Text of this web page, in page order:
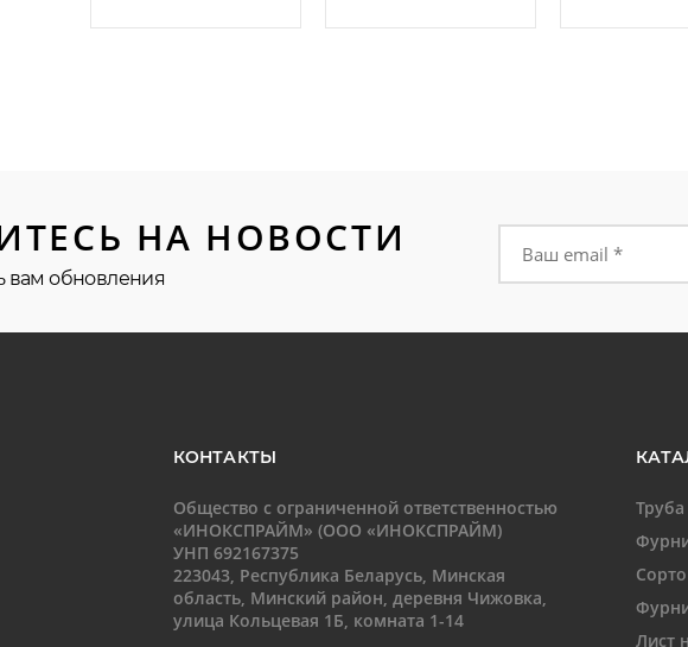
НА НОВОСТИ
вам обновления Форма подписки
КОНТАКТЫ
Общество с ограниченной ответственностью
«ИНОКСПРАЙМ» (ООО «ИНОКСПРАЙМ)
УНП 692167375
223043, Республика Беларусь, Минская
область, Минский район, деревня Чижовка,
улица Кольцевая 1Б, комната 1-14
Лист